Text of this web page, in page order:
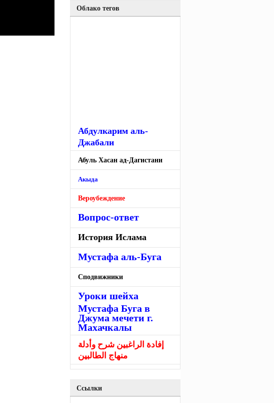
Облако тегов
Абдулкарим аль-
Джабали
Абуль Хасан ад-Дагистани
Акыда
Вероубеждение
Вопрос-ответ
История Ислама
Мустафа аль-Буга
Сподвижники
Уроки шейха
Мустафа Буга в
Джума мечети г.
Махачкалы
إفادة الراغبين شرح وأدلة
منهاج الطالبين
Ссылки